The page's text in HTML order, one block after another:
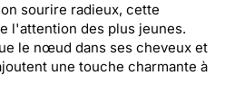
sourire radieux, cette
l'attention des plus jeunes.
le nœud dans ses cheveux et
une touche charmante à